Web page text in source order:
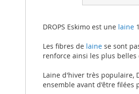
gallery
DROPS Eskimo est une laine
Les fibres de laine se sont
renforce ainsi les plus belles
Laine d'hiver très populaire,
ensemble avant d'être